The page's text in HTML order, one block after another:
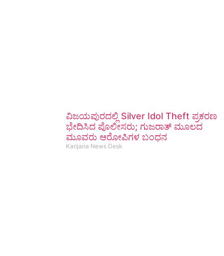
ವಿಜಯಪುರದಲ್ಲಿ Silver Idol Theft ಪ್ರಕರಣ
ಭೇದಿಸಿದ ಪೊಲೀಸರು; ಗುಜರಾತ್ ಮೂಲದ
ಮೂವರು ಆರೋಪಿಗಳ ಬಂಧನ
Karijana News Desk